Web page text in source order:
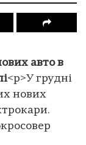
авто в
<p>У грудні
нових